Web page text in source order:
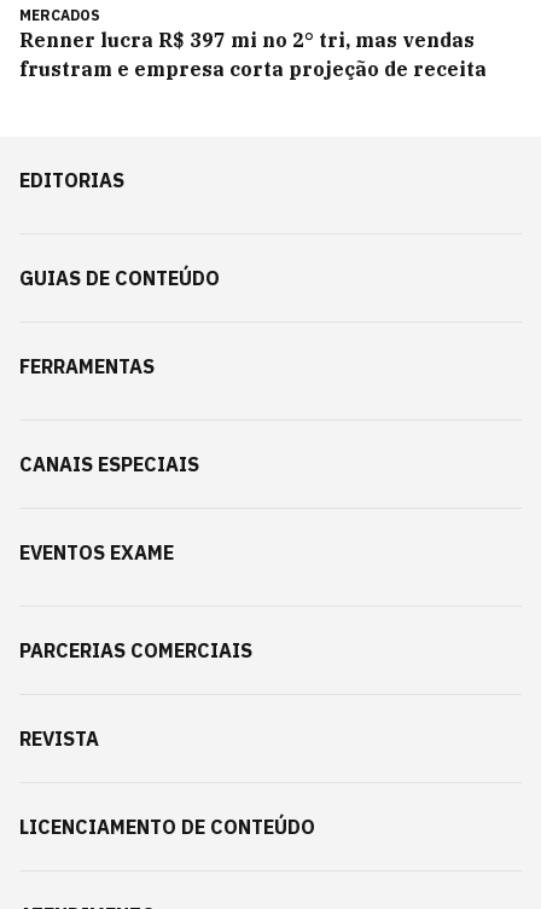
MERCADOS
Renner lucra R$ 397 mi no 2° tri, mas vendas
frustram e empresa corta projeção de receita
EDITORIAS
GUIAS DE CONTEÚDO
FERRAMENTAS
CANAIS ESPECIAIS
EVENTOS EXAME
PARCERIAS COMERCIAIS
REVISTA
LICENCIAMENTO DE CONTEÚDO